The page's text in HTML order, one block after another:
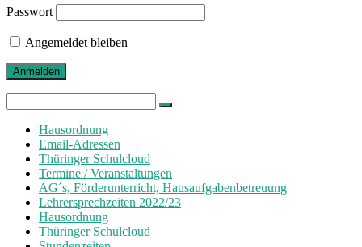
Passwort
Angemeldet bleiben
for:
Hausordnung
Email-Adressen
Thüringer Schulcloud
Termine / Veranstaltungen
AG´s, Förderunterricht, Hausaufgabenbetreuung
Lehrersprechzeiten 2022/23
Hausordnung
Thüringer Schulcloud